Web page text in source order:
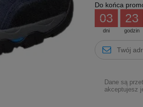
Do końca
dni
03
godzin
23
Dane są
akceptujesz